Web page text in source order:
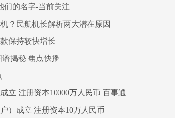
们的名字-当前关注
？民航机长解析两大潜在原因
保持较快增长
揭秘 焦点快播
立 注册资本10000万人民币 百事通
）成立 注册资本10万人民币